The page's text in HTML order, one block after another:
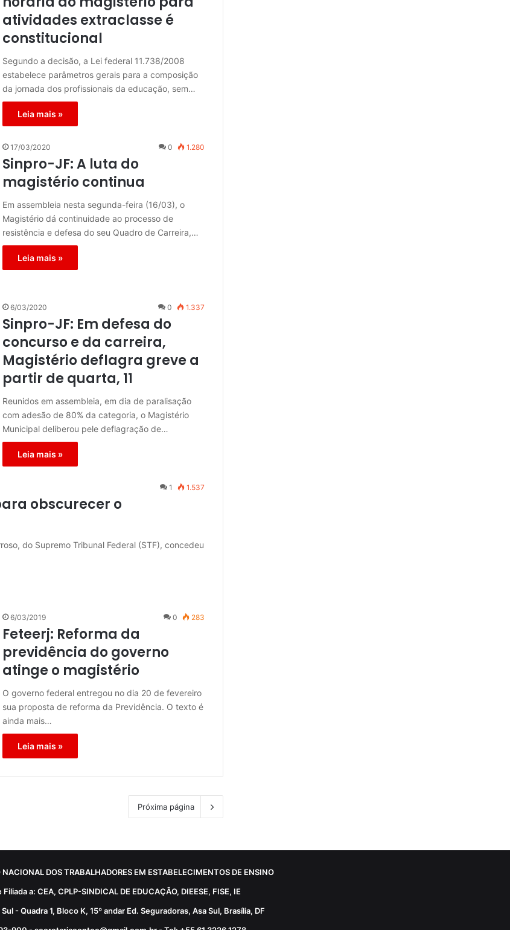
atividades extraclasse é
constitucional
Segundo a decisão, a Lei federal 11.738/2008
estabelece parâmetros gerais para a composição
da jornada dos profissionais da educação, sem…
Leia mais »
17/03/2020 0 1.280
Sinpro-JF: A luta do
magistério continua
Em assembleia nesta segunda-feira (16/03), o
Magistério dá continuidade ao processo de
resistência e defesa do seu Quadro de Carreira,…
Leia mais »
6/03/2020 0 1.337
Sinpro-JF: Em defesa do
concurso e da carreira,
Magistério deflagra greve a
partir de quarta, 11
Reunidos em assembleia, em dia de paralisação
com adesão de 80% da categoria, o Magistério
Municipal deliberou pele deflagração de…
Leia mais »
1 1.537
obscurecer o
do Supremo Tribunal Federal (STF), concedeu
6/03/2019 0 283
Feteerj: Reforma da
previdência do governo
atinge o magistério
O governo federal entregou no dia 20 de fevereiro
sua proposta de reforma da Previdência. O texto é
ainda mais…
Leia mais »
Próxima página
DOS TRABALHADORES EM ESTABELECIMENTOS DE ENSINO
a: CEA, CPLP-SINDICAL DE EDUCAÇÃO, DIEESE, FISE, IE
- Quadra 1, Bloco K, 15º andar Ed. Seguradoras, Asa Sul, Brasília, DF